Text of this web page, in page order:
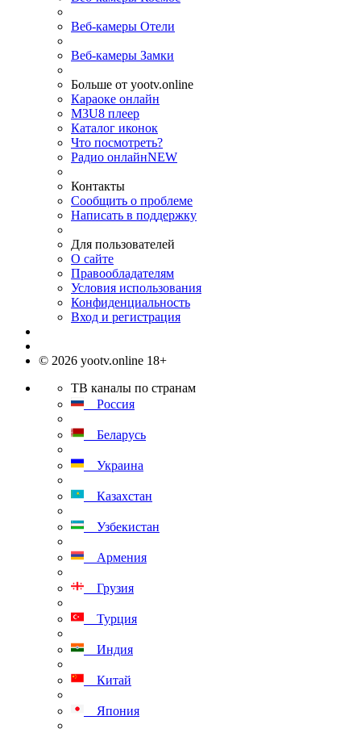
Веб-камеры Отели
Веб-камеры Замки
Больше от yootv.online
Караоке онлайн
M3U8 плеер
Каталог иконок
Что посмотреть?
Радио онлайнNEW
Контакты
Сообщить о проблеме
Написать в поддержку
Для пользователей
О сайте
Правообладателям
Условия использования
Конфиденциальность
Вход и регистрация
© 2026 yootv.online 18+
ТВ каналы по странам
Россия
Беларусь
Украина
Казахстан
Узбекистан
Армения
Грузия
Турция
Индия
Китай
Япония